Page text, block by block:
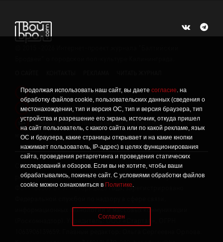
Продолжая использовать наш сайт, вы даете согласие. на
обработку файлов cookie, пользовательских данных (сведения о
местонахождении, тип и версия ОС, тип и версия браузера, тип
устройства и разрешение его экрана, источник, откуда пришел
на сайт пользователь, с какого сайта или по какой рекламе, язык
ОС и браузера, какие страницы открывает и на какие кнопки
нажимает пользователь, IP-адрес) в целях функционирования
сайта, проведения ретаргетинга и проведения статических
исследований и обзоров. Если вы не хотите, чтобы ваши
обрабатывались, покиньте сайт. С условиями обработки файлов
cookie можно ознакомиться в Политике.
Согласен
! Политика конфиденциальности
! Информация о проведении СОУТ
Данный сайт не предназначен для просмотра лицам
младше 16 лет.
Сетевое издание «Твой Бро», реестровая запись о
регистрации средства массовой информации: серия Эл №
ФС77-86309 от 17 ноября 2023 года, зарегистрировано